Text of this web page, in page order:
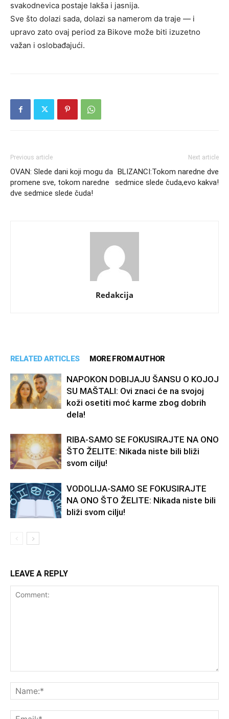
svakodnevica postaje lakša i jasnija.
Sve što dolazi sada, dolazi sa namerom da traje — i
upravo zato ovaj period za Bikove može biti izuzetno
važan i oslobađajući.
Previous article
OVAN: Slede dani koji mogu da
promene sve, tokom naredne
dve sedmice slede čuda!
Next article
BLIZANCI:Tokom naredne dve
sedmice slede čuda,evo kakva!
Redakcija
RELATED ARTICLES MORE FROM AUTHOR
NAPOKON DOBIJAJU ŠANSU O KOJOJ
SU MAŠTALI: Ovi znaci će na svojoj
koži osetiti moć karme zbog dobrih
dela!
RIBA-SAMO SE FOKUSIRAJTE NA ONO
ŠTO ŽELITE: Nikada niste bili bliži
svom cilju!
VODOLIJA-SAMO SE FOKUSIRAJTE
NA ONO ŠTO ŽELITE: Nikada niste bili
bliži svom cilju!
LEAVE A REPLY